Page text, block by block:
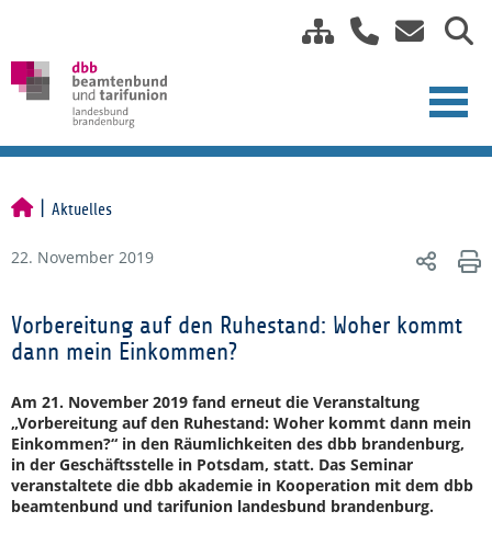
Aktuelles
22. November 2019
Vorbereitung auf den Ruhestand: Woher kommt
dann mein Einkommen?
Am 21. November 2019 fand erneut die Veranstaltung
„Vorbereitung auf den Ruhestand: Woher kommt dann mein
Einkommen?“ in den Räumlichkeiten des dbb brandenburg,
in der Geschäftsstelle in Potsdam, statt. Das Seminar
veranstaltete die dbb akademie in Kooperation mit dem dbb
beamtenbund und tarifunion landesbund brandenburg.